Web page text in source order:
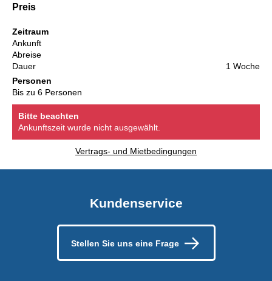
Preis
Zeitraum
Ankunft
Abreise
Dauer
1 Woche
Personen
Bis zu 6 Personen
Bitte beachten
Ankunftszeit wurde nicht ausgewählt.
Vertrags- und Mietbedingungen
Kundenservice
Stellen Sie uns eine Frage